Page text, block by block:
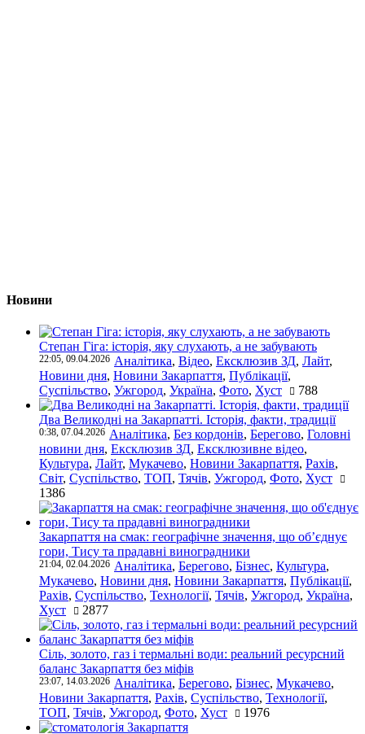
Новини
Степан Гіга: історія, яку слухають, а не забувають
22:05, 09.04.2026 Аналітика, Відео, Ексклюзив ЗД, Лайт,
Новини дня, Новини Закарпаття, Публікації,
Суспільство, Ужгород, Україна, Фото, Хуст 788
Два Великодні на Закарпатті. Історія, факти, традиції
0:38, 07.04.2026 Аналітика, Без кордонів, Берегово, Головні
новини дня, Ексклюзив ЗД, Ексклюзивне відео,
Культура, Лайт, Мукачево, Новини Закарпаття, Рахів,
Світ, Суспільство, ТОП, Тячів, Ужгород, Фото, Хуст
1386
Закарпаття на смак: географічне значення, що об’єднує
гори, Тису та прадавні виноградники
21:04, 02.04.2026 Аналітика, Берегово, Бізнес, Культура,
Мукачево, Новини дня, Новини Закарпаття, Публікації,
Рахів, Суспільство, Технології, Тячів, Ужгород, Україна,
Хуст
2877
Сіль, золото, газ і термальні води: реальний ресурсний
баланс Закарпаття без міфів
23:07, 14.03.2026 Аналітика, Берегово, Бізнес, Мукачево,
Новини Закарпаття, Рахів, Суспільство, Технології,
ТОП, Тячів, Ужгород, Фото, Хуст 1976